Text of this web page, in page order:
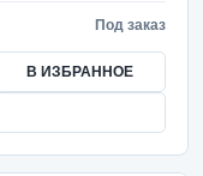
Под заказ
В ИЗБРАННОЕ